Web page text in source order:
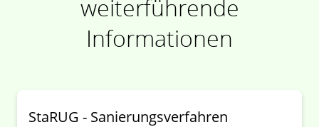
weiterführende
Informationen
StaRUG - Sanierungsverfahren